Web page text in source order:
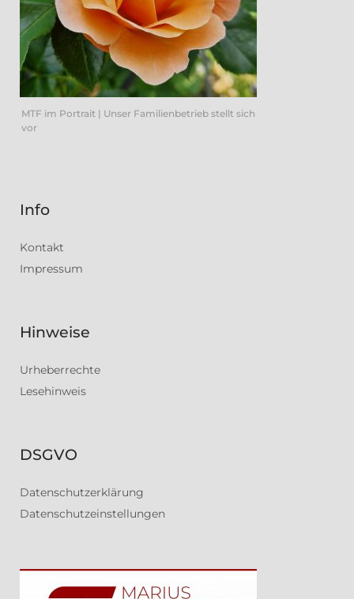
MTF im Portrait | Unser Familienbetrieb stellt sich
vor
Info
Kontakt
Impressum
Hinweise
Urheberrechte
Lesehinweis
DSGVO
Datenschutzerklärung
Datenschutzeinstellungen